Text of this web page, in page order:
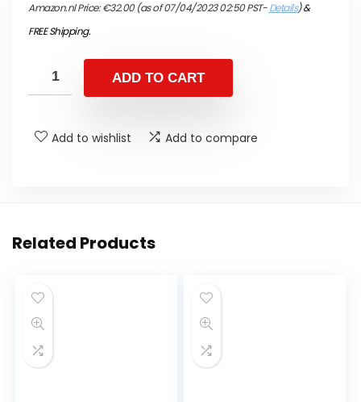
Amazon.nl Price:€32.00(as of 07/04/2023 02:50 PST-Details)&
FREE Shipping.
ADD TO CART
Add to wishlist Add to compare
Related Products